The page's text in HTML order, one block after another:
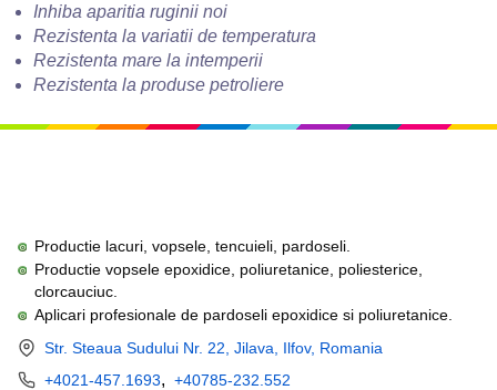
Inhiba aparitia ruginii noi
Rezistenta la variatii de temperatura
Rezistenta mare la intemperii
Rezistenta la produse petroliere
Productie lacuri, vopsele, tencuieli, pardoseli.
Productie vopsele epoxidice, poliuretanice, poliesterice,
clorcauciuc.
Aplicari profesionale de pardoseli epoxidice si poliuretanice.
Str. Steaua Sudului Nr. 22, Jilava, Ilfov, Romania
+4021-457.1693, +40785-232.552